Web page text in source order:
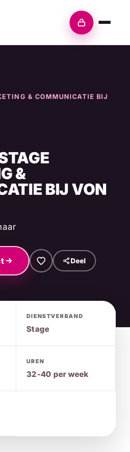
Inloggen
& COMMUNICATIE BIJ
&
BIJ VON
Deel
DIENSTVERBAND
Stage
UREN
32-40 per week